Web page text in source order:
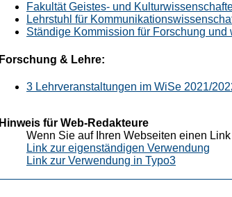
Fakultät Geistes- und
Lehrstuhl für
Ständige Kommission für Forschung
Forschung & Lehre:
3 Lehrveranstaltungen im WiSe 2021/
Hinweis für Web-Redakteure
Wenn Sie auf Ihren Webseiten einen
Link zur eigenständigen Verwendung
Link zur Verwendung in Typo3